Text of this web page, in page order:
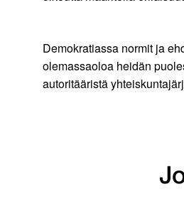
Demokratiassa normit ja
olemassaoloa heidän
autoritääristä